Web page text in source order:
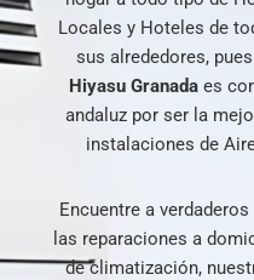
Locales y Hoteles de
sus alrededores,
Hiyasu Granadaes
andaluz por ser la
instalaciones de
Encuentre a
las reparaciones a
de climatización,